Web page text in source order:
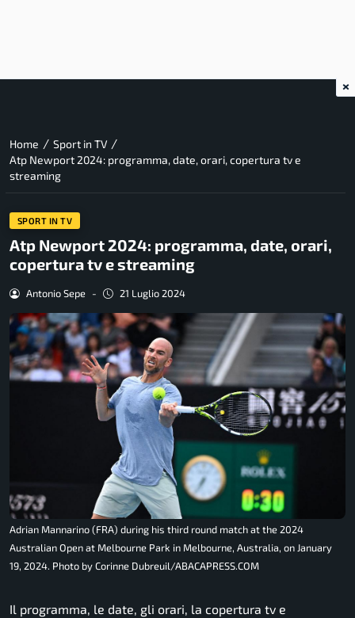
Home / Sport in TV /
Atp Newport 2024: programma, date, orari, copertura tv e
streaming
SPORT IN TV
Atp Newport 2024: programma, date, orari,
copertura tv e streaming
Antonio Sepe - 21 Luglio 2024
Adrian Mannarino (FRA) during his third round match at the 2024
Australian Open at Melbourne Park in Melbourne, Australia, on January
19, 2024. Photo by Corinne Dubreuil/ABACAPRESS.COM
Il programma, le date, gli orari, la copertura tv e
×